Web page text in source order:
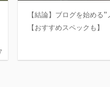
【結論】ブログを始める
【おすすめスペックも】